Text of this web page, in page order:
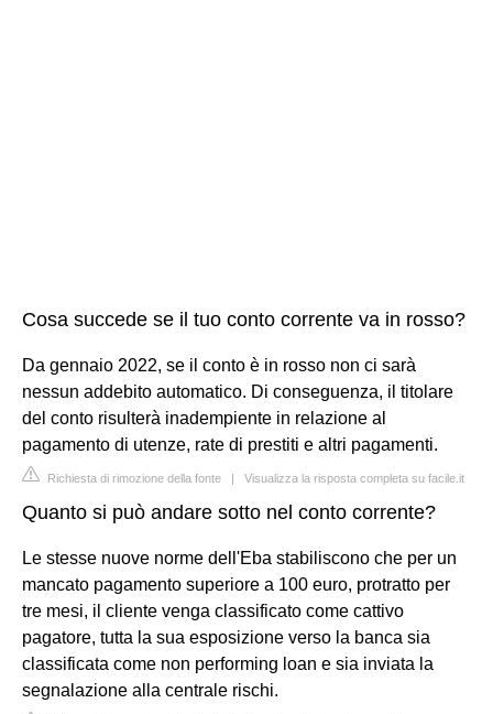
Cosa succede se il tuo conto corrente va in rosso?
Da gennaio 2022, se il conto è in rosso non ci sarà
nessun addebito automatico. Di conseguenza, il titolare
del conto risulterà inadempiente in relazione al
pagamento di utenze, rate di prestiti e altri pagamenti.
Richiesta di rimozione della fonte | Visualizza la risposta completa su facile.it
Quanto si può andare sotto nel conto corrente?
Le stesse nuove norme dell'Eba stabiliscono che per un
mancato pagamento superiore a 100 euro, protratto per
tre mesi, il cliente venga classificato come cattivo
pagatore, tutta la sua esposizione verso la banca sia
classificata come non performing loan e sia inviata la
segnalazione alla centrale rischi.